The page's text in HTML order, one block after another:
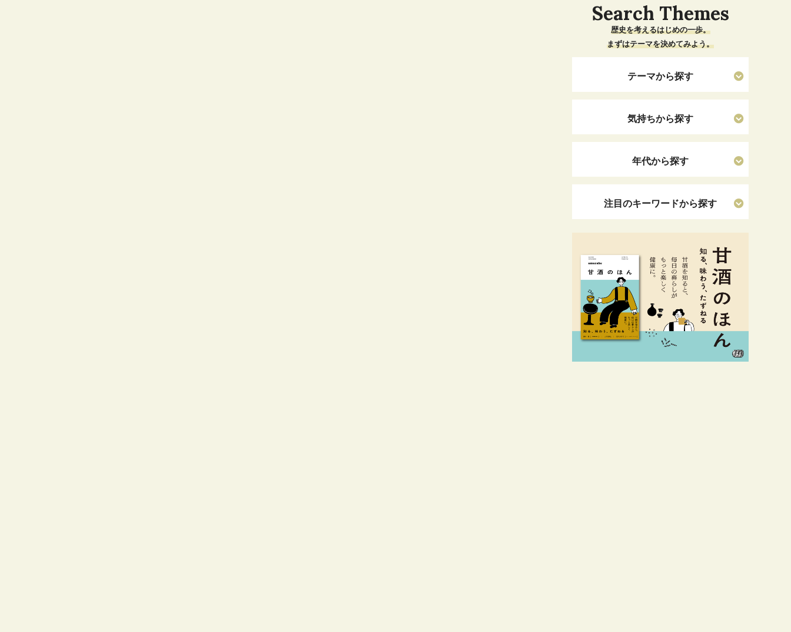
Search Themes
歴史を考えるはじめの一歩。
まずはテーマを決めてみよう。
テーマから探す
気持ちから探す
年代から探す
注目のキーワードから探す